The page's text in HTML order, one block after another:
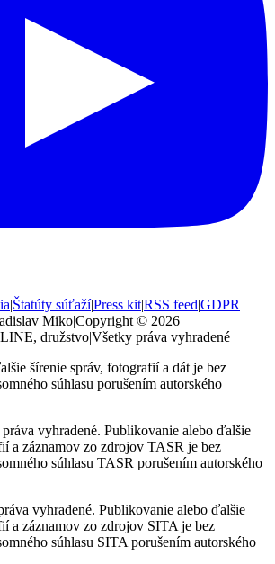
|Štatúty súťaží|Press kit|RSS feed|GDPR
Miko|Copyright © 2026
družstvo|Všetky práva vyhradené
šírenie správ, fotografií a dát je bez
súhlasu porušením autorského
vyhradené. Publikovanie alebo ďalšie
a záznamov zo zdrojov TASR je bez
súhlasu TASR porušením autorského
vyhradené. Publikovanie alebo ďalšie
a záznamov zo zdrojov SITA je bez
súhlasu SITA porušením autorského